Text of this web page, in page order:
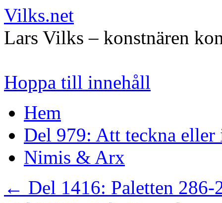
Vilks.net
Lars Vilks – konstnären
Hoppa till innehåll
Hem
Del 979: Att teckna eller
Nimis & Arx
← Del 1416: Paletten 286-